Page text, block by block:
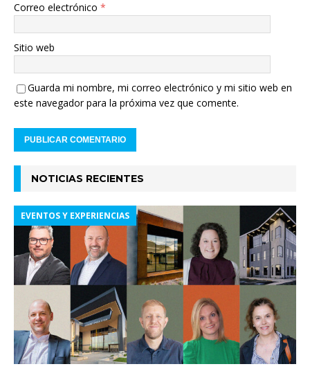
Correo electrónico *
Sitio web
Guarda mi nombre, mi correo electrónico y mi sitio web en
este navegador para la próxima vez que comente.
NOTICIAS RECIENTES
EVENTOS Y EXPERIENCIAS